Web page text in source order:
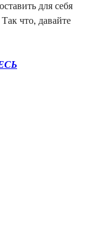
для себя
что, давайте